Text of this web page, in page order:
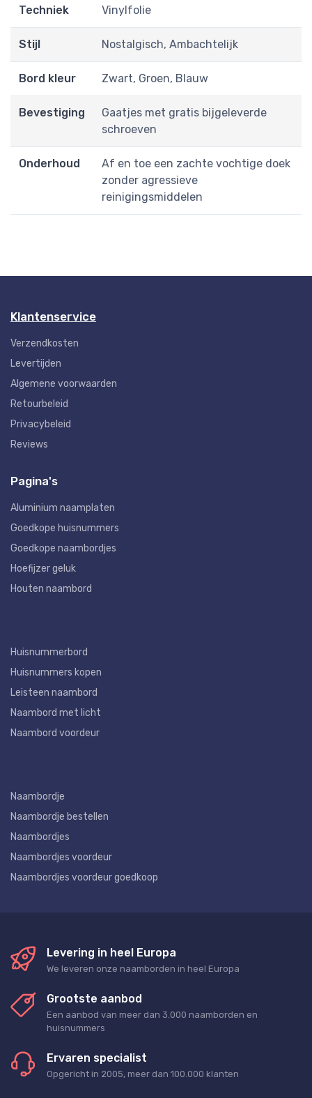
Techniek Vinylfolie
Stijl Nostalgisch, Ambachtelijk
Bord kleur Zwart, Groen, Blauw
Bevestiging
Gaatjes met gratis bijgeleverde
schroeven
Onderhoud
Af en toe een zachte vochtige doek
zonder agressieve
reinigingsmiddelen
Klantenservice
Verzendkosten
Levertijden
Algemene voorwaarden
Retourbeleid
Privacybeleid
Reviews
Pagina's
Aluminium naamplaten
Goedkope huisnummers
Goedkope naambordjes
Hoefijzer geluk
Houten naambord
Huisnummerbord
Huisnummers kopen
Leisteen naambord
Naambord met licht
Naambord voordeur
Naambordje
Naambordje bestellen
Naambordjes
Naambordjes voordeur
Naambordjes voordeur goedkoop
Levering in heel Europa
We leveren onze naamborden in heel Europa
Grootste aanbod
Een aanbod van meer dan 3.000 naamborden en
huisnummers
Ervaren specialist
Opgericht in 2005, meer dan 100.000 klanten